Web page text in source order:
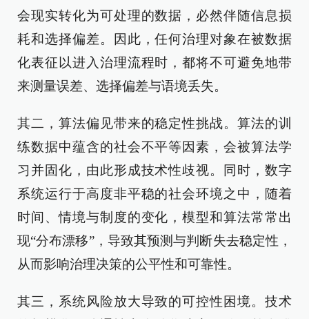
会现实转化为可处理的数据，必然伴随信息损
耗和选择偏差。因此，任何治理对象在被数据
化表征以进入治理流程时，都将不可避免地带
来测量误差、选择偏差与语境丢失。
其二，算法偏见带来的稳定性挑战。算法的训
练数据中蕴含的社会不平等因素，会被算法学
习并固化，由此形成技术性歧视。同时，数字
系统运行于高度非平稳的社会环境之中，随着
时间、情境与制度的变化，模型和算法常常出
现“分布漂移”，导致其预测与判断失去稳定性，
从而影响治理决策的公平性和可靠性。
其三，系统风险放大导致的可控性困境。技术